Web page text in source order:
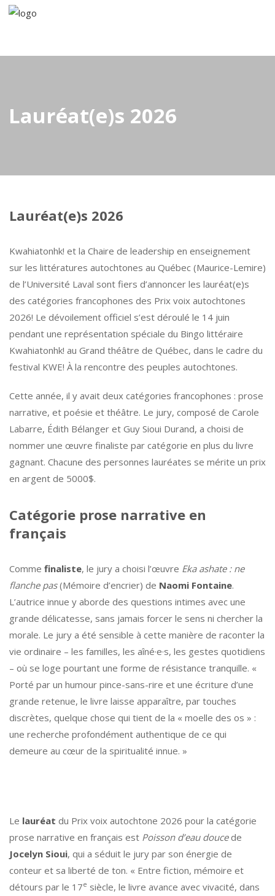
Lauréat(e)s 2026
Lauréat(e)s 2026
Kwahiatonhk! et la Chaire de leadership en enseignement
sur les littératures autochtones au Québec (Maurice-Lemire)
de l’Université Laval sont fiers d’annoncer les lauréat(e)s
des catégories francophones des Prix voix autochtones
2026! Le dévoilement officiel s’est déroulé le 14 juin
pendant une représentation spéciale du Bingo littéraire
Kwahiatonhk! au Grand théâtre de Québec, dans le cadre du
festival KWE! À la rencontre des peuples autochtones.
Cette année, il y avait deux catégories francophones : prose
narrative, et poésie et théâtre. Le jury, composé de Carole
Labarre, Édith Bélanger et Guy Sioui Durand, a choisi de
nommer une œuvre finaliste par catégorie en plus du livre
gagnant. Chacune des personnes lauréates se mérite un prix
en argent de 5000$.
Catégorie prose narrative en
français
Comme finaliste, le jury a choisi l’œuvre Eka ashate : ne
flanche pas(Mémoire d’encrier) de Naomi Fontaine.
L’autrice innue y aborde des questions intimes avec une
grande délicatesse, sans jamais forcer le sens ni chercher la
morale. Le jury a été sensible à cette manière de raconter la
vie ordinaire – les familles, les aîné·e·s, les gestes quotidiens
– où se loge pourtant une forme de résistance tranquille. «
Porté par un humour pince-sans-rire et une écriture d’une
grande retenue, le livre laisse apparaître, par touches
discrètes, quelque chose qui tient de la « moelle des os » :
une recherche profondément authentique de ce qui
demeure au cœur de la spiritualité innue. »
Le lauréat du Prix voix autochtone 2026 pour la catégorie
prose narrative en français est Poisson d’eau doucede
Jocelyn Sioui, qui a séduit le jury par son énergie de
conteur et sa liberté de ton. « Entre fiction, mémoire et
détours par le 17e siècle, le livre avance avec vivacité, dans